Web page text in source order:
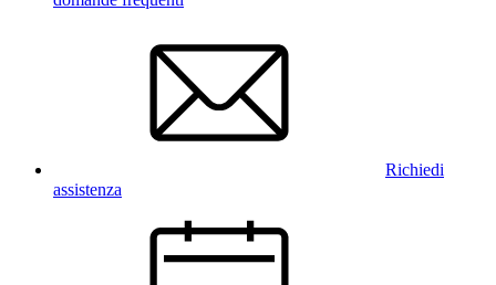
Richiedi
assistenza